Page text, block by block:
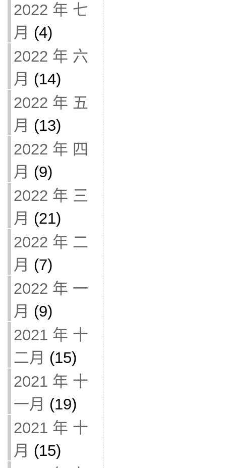
2022 年 七
月 (4)
2022 年 六
月 (14)
2022 年 五
月 (13)
2022 年 四
月 (9)
2022 年 三
月 (21)
2022 年 二
月 (7)
2022 年 一
月 (9)
2021 年 十
二月 (15)
2021 年 十
一月 (19)
2021 年 十
月 (15)